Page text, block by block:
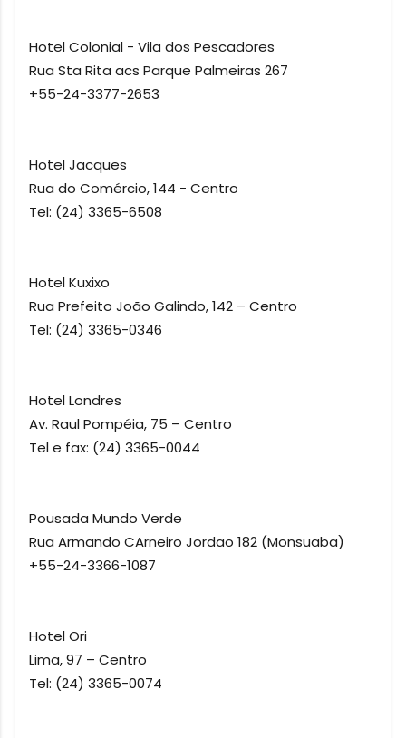
Hotel Colonial - Vila dos Pescadores
Rua Sta Rita acs Parque Palmeiras 267
+55-24-3377-2653
Hotel Jacques
Rua do Comércio, 144 - Centro
Tel: (24) 3365-6508
Hotel Kuxixo
Rua Prefeito João Galindo, 142 – Centro
Tel: (24) 3365-0346
Hotel Londres
Av. Raul Pompéia, 75 – Centro
Tel e fax: (24) 3365-0044
Pousada Mundo Verde
Rua Armando CArneiro Jordao 182 (Monsuaba)
+55-24-3366-1087
Hotel Ori
Lima, 97 – Centro
Tel: (24) 3365-0074